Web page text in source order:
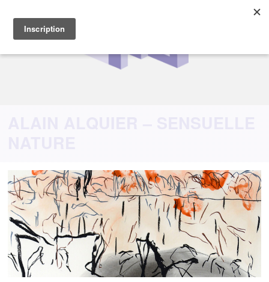
ALAIN ALQUIER – SENSUELLE
NATURE